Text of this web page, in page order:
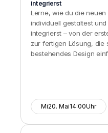
integrierst
Lerne, wie du die
individuell gestaltest
integrierst – von der
zur fertigen Lösung, die
bestehendes Design
Mi20. Mai14:00Uhr